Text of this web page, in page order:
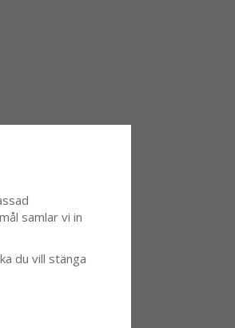
samlar vi in
du vill stänga